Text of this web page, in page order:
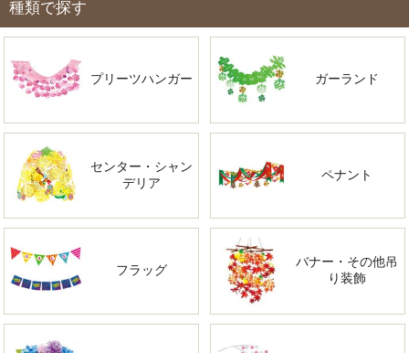
種類で探す
プリーツハンガー ガーランド
センター・シャン
デリア
ペナント
フラッグ
バナー・その他吊
り装飾